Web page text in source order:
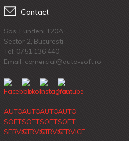
Contact
Sos. Fundeni 120A
Sector 2, Bucuresti
Tel: 0751 136 440
Email: comercial@auto-soft.ro